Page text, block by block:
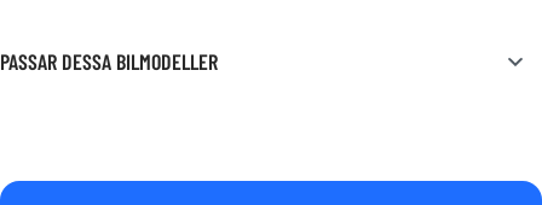
PASSAR DESSA BILMODELLER